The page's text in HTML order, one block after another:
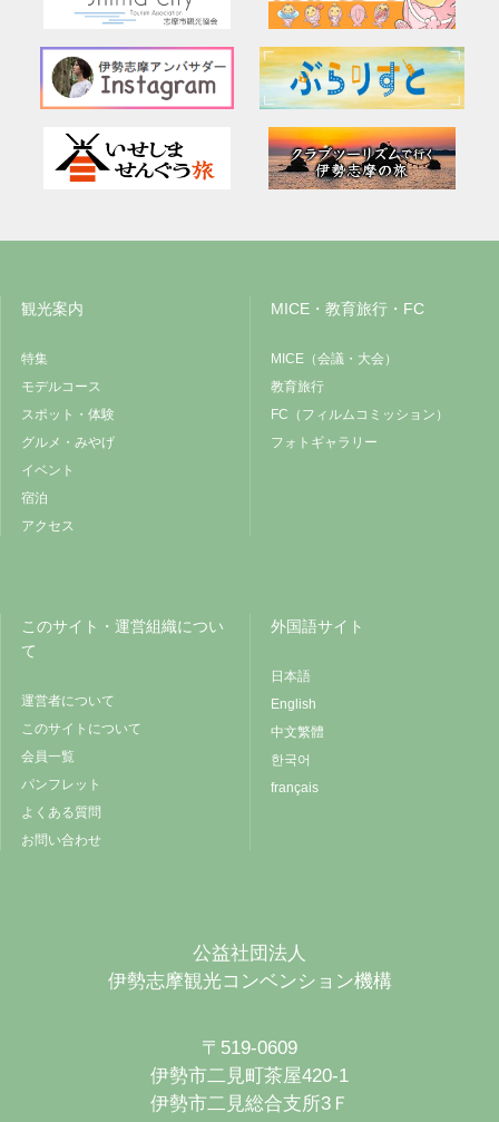
観光案内
特集
モデルコース
スポット・体験
グルメ・みやげ
イベント
宿泊
アクセス
MICE・教育旅行・FC
MICE（会議・大会）
教育旅行
FC（フィルムコミッション）
フォトギャラリー
このサイト・運営組織につい
て
運営者について
このサイトについて
会員一覧
パンフレット
よくある質問
お問い合わせ
外国語サイト
日本語
English
中文繁體
한국어
français
公益社団法人
伊勢志摩観光コンベンション機構
〒519-0609
伊勢市二見町茶屋420-1
伊勢市二見総合支所3Ｆ